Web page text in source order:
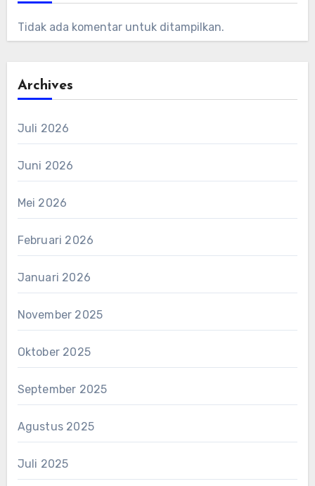
Tidak ada komentar untuk ditampilkan.
Archives
Juli 2026
Juni 2026
Mei 2026
Februari 2026
Januari 2026
November 2025
Oktober 2025
September 2025
Agustus 2025
Juli 2025